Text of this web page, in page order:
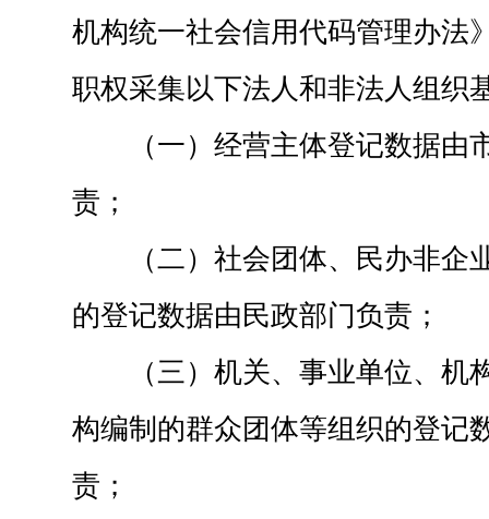
机构统一社会信用代码管理办法
职权采集以下法人和非法人组织
（一）经营主体登记数据由
责；
（二）社会团体、民办非
的登记数据由民政部门负责；
（三）机关、事业单位、
构编制的群众团体等组织的登记
责；